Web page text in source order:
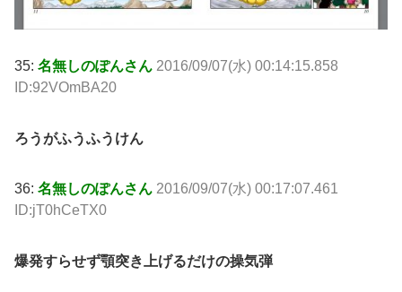
35: 名無しのぽんさん 2016/09/07(水) 00:14:15.858
ID:92VOmBA20
ろうがふうふうけん
36: 名無しのぽんさん 2016/09/07(水) 00:17:07.461
ID:jT0hCeTX0
爆発すらせず顎突き上げるだけの操気弾